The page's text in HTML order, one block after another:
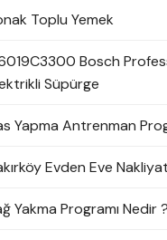
Toplu Yemek
Bosch
Süpürge
Yapma Antrenman
Evden Eve Nakliyat
Yakma Programı Nedir ?